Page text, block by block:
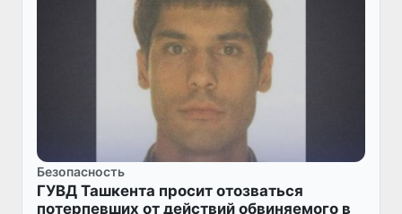
Безопасность
ГУВД Ташкента просит отозваться
потерпевших от действий обвиняемого в